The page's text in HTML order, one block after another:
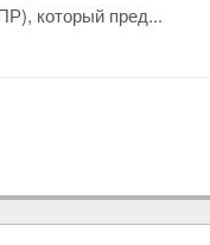
который пред...